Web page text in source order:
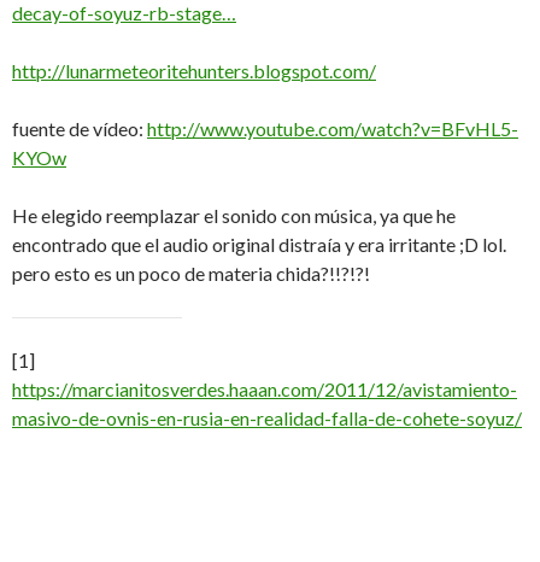
decay-of-soyuz-rb-stage…
http://lunarmeteoritehunters.blogspot.com/
fuente de vídeo: http://www.youtube.com/watch?v=BFvHL5-
KYOw
He elegido reemplazar el sonido con música, ya que he
encontrado que el audio original distraía y era irritante ;D lol.
pero esto es un poco de materia chida?!!?!?!
[1]
https://marcianitosverdes.haaan.com/2011/12/avistamiento-
masivo-de-ovnis-en-rusia-en-realidad-falla-de-cohete-soyuz/